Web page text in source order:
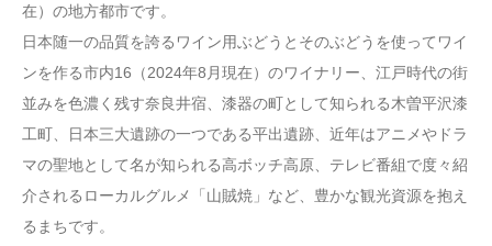
在）の地方都市です。
日本随一の品質を誇るワイン用ぶどうとそのぶどうを使ってワイ
ンを作る市内16（2024年8月現在）のワイナリー、江戸時代の街
並みを色濃く残す奈良井宿、漆器の町として知られる木曽平沢漆
工町、日本三大遺跡の一つである平出遺跡、近年はアニメやドラ
マの聖地として名が知られる高ボッチ高原、テレビ番組で度々紹
介されるローカルグルメ「山賊焼」など、豊かな観光資源を抱え
るまちです。